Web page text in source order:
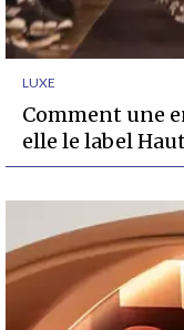
LUXE
Comment une
elle le label